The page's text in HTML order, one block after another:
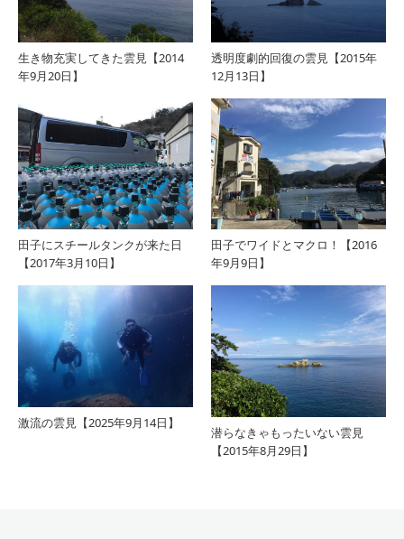
生き物充実してきた雲見【2014
年9月20日】
透明度劇的回復の雲見【2015年
12月13日】
田子にスチールタンクが来た日
【2017年3月10日】
田子でワイドとマクロ！【2016
年9月9日】
激流の雲見【2025年9月14日】
潜らなきゃもったいない雲見
【2015年8月29日】